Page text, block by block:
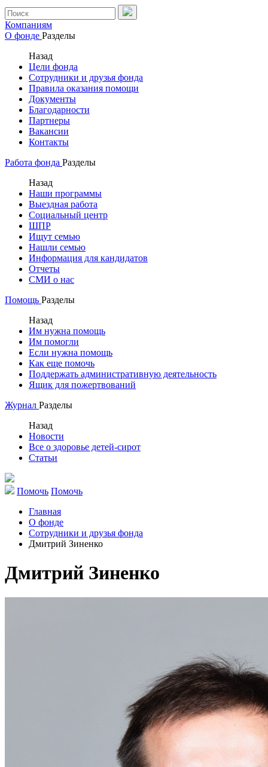
Компаниям
О фонде Разделы
Назад
Цели фонда
Сотрудники и друзья фонда
Правила оказания помощи
Документы
Благодарности
Партнеры
Вакансии
Контакты
Работа фонда Разделы
Назад
Наши программы
Выездная работа
Социальный центр
ШПР
Ищут семью
Нашли семью
Информация для кандидатов
Отчеты
СМИ о нас
Помощь Разделы
Назад
Им нужна помощь
Им помогли
Если нужна помощь
Как еще помочь
Поддержать административную деятельность
Ящик для пожертвований
Журнал Разделы
Назад
Новости
Все о здоровье детей-сирот
Статьи
Помочь Помочь
Главная
О фонде
Сотрудники и друзья фонда
Дмитрий Зиненко
Дмитрий Зиненко